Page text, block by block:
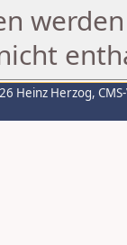
Heinz Herzog,